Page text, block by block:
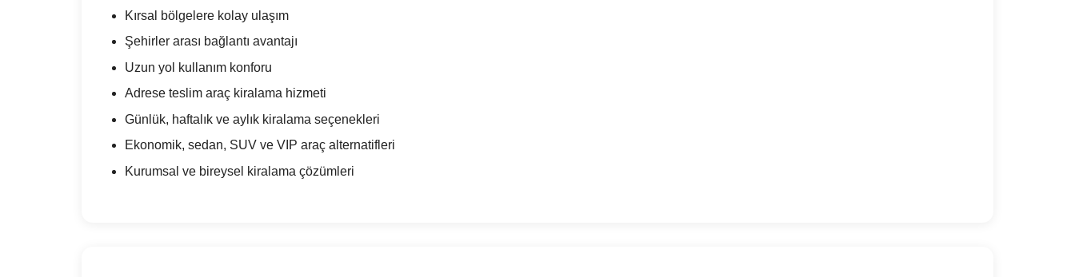
Kırsal bölgelere kolay ulaşım
Şehirler arası bağlantı avantajı
Uzun yol kullanım konforu
Adrese teslim araç kiralama hizmeti
Günlük, haftalık ve aylık kiralama seçenekleri
Ekonomik, sedan, SUV ve VIP araç alternatifleri
Kurumsal ve bireysel kiralama çözümleri